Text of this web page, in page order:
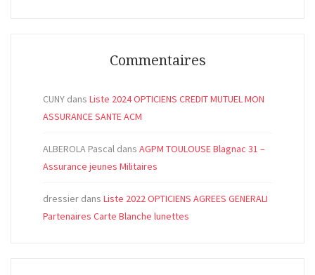
Commentaires
CUNY dans Liste 2024 OPTICIENS CREDIT MUTUEL MON
ASSURANCE SANTE ACM
ALBEROLA Pascal dans AGPM TOULOUSE Blagnac 31 –
Assurance jeunes Militaires
dressier dans Liste 2022 OPTICIENS AGREES GENERALI
Partenaires Carte Blanche lunettes